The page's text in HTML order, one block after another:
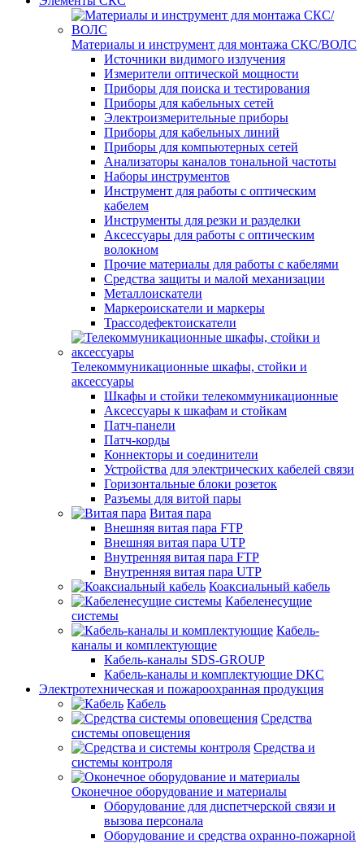
Материалы и инструмент для монтажа СКС/ВОЛС
Источники видимого излучения
Измерители оптической мощности
Приборы для поиска и тестирования
Приборы для кабельных сетей
Электроизмерительные приборы
Приборы для кабельных линий
Приборы для компьютерных сетей
Анализаторы каналов тональной частоты
Наборы инструментов
Инструмент для работы с оптическим
кабелем
Инструменты для резки и разделки
Аксессуары для работы с оптическим
волокном
Прочие материалы для работы с кабелями
Средства защиты и малой механизации
Металлоискатели
Маркероискатели и маркеры
Трассодефектоискатели
Телекоммуникационные шкафы, стойки и
аксессуары
Шкафы и стойки телекоммуникационные
Аксессуары к шкафам и стойкам
Патч-панели
Патч-корды
Коннекторы и соединители
Устройства для электрических кабелей связи
Горизонтальные блоки розеток
Разъемы для витой пары
Витая пара
Внешняя витая пара FTP
Внешняя витая пара UTP
Внутренняя витая пара FTP
Внутренняя витая пара UTP
Коаксиальный кабель
Кабеленесущие
системы
Кабель-
каналы и комплектующие
Кабель-каналы SDS-GROUP
Кабель-каналы и комплектующие DKC
Электротехническая и пожароохранная продукция
Кабель
Средства
системы оповещения
Средства и
системы контроля
Оконечное оборудование и материалы
Оборудование для диспетчерской связи и
вызова персонала
Оборудование и средства охранно-пожарной